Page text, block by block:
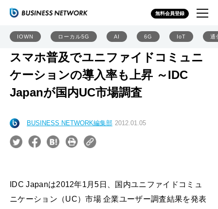
無料会員登録
IOWN ローカル5G AI 6G IoT 通
スマホ普及でユニファイドコミュニ
ケーションの導入率も上昇 ～IDC
Japanが国内UC市場調査
BUSINESS NETWORK編集部 2012.01.05
IDC Japanは2012年1月5日、国内ユニファイドコミュ
ニケーション（UC）市場 企業ユーザー調査結果を発表